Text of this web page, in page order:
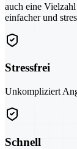
auch eine
einfacher und
Stressfrei
Unkompliziert
Schnell